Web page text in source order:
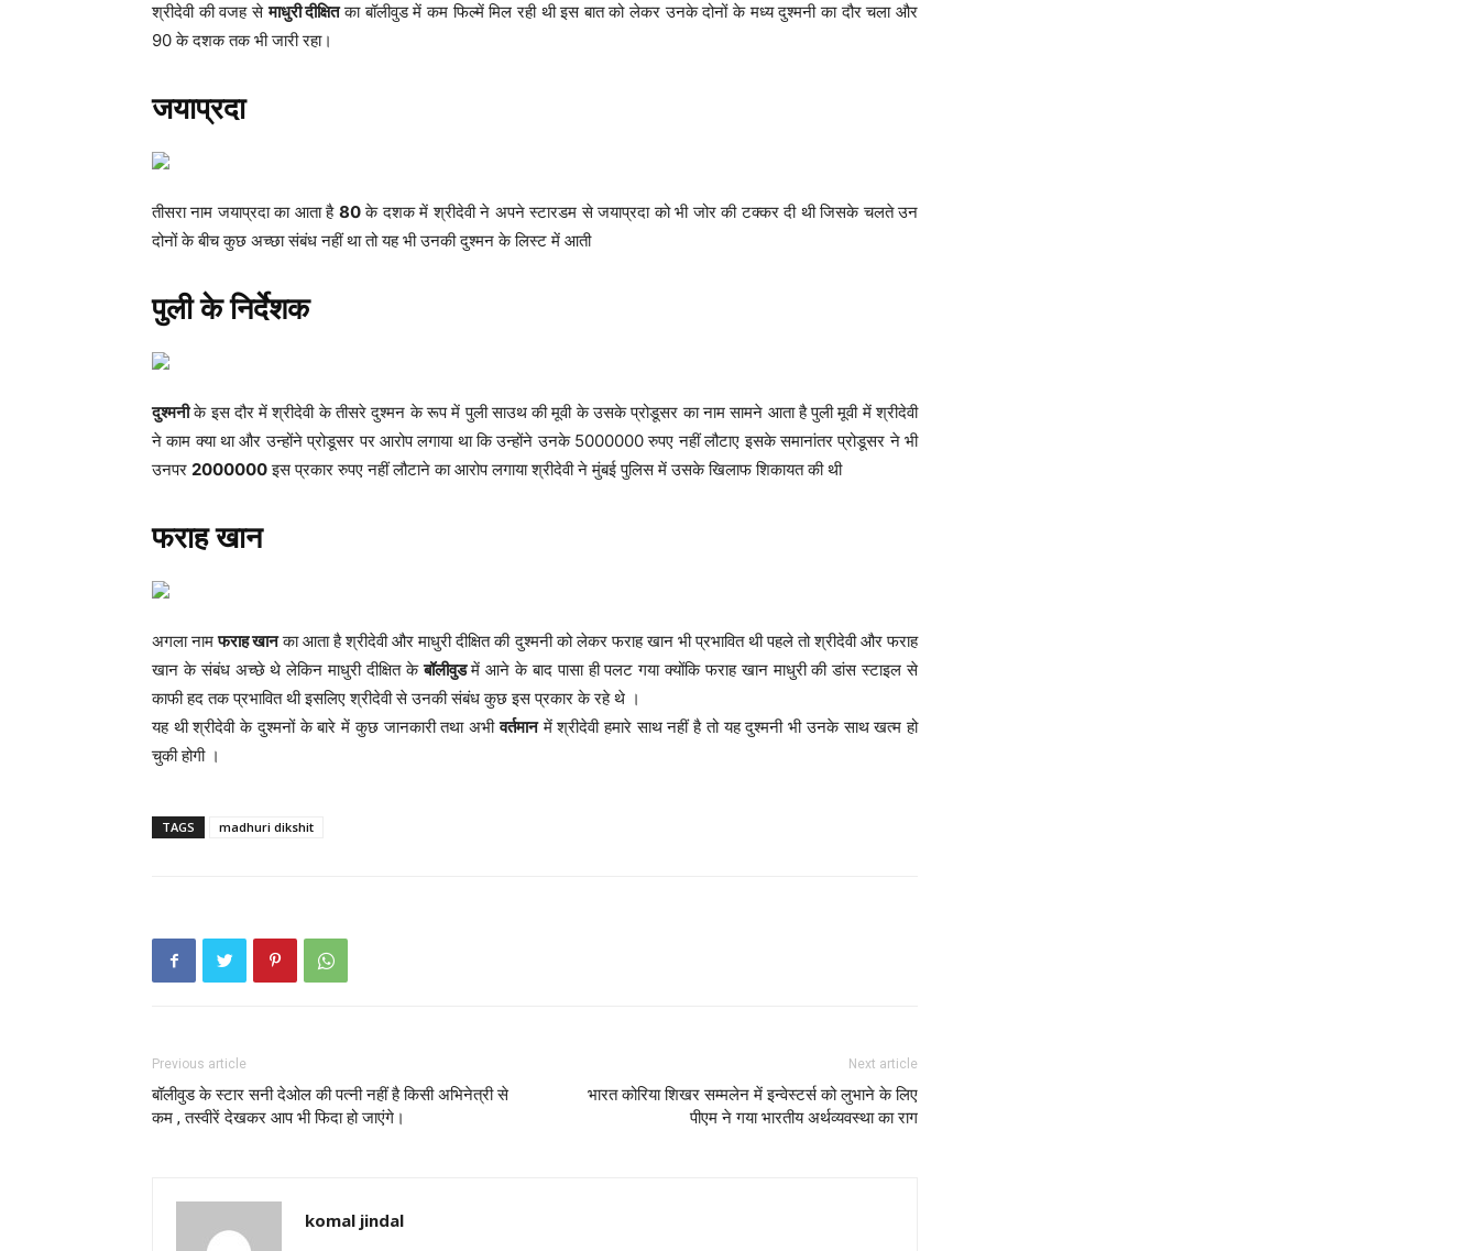
श्रीदेवी की वजह सेमाधुरी दीक्षितका बॉलीवुड में कम फिल्में मिल रही थी इस बात को लेकर उनके दोनों के मध्य दुश्मनी का दौर चला और
90 के दशक तक भी जारी रहा।
जयाप्रदा
तीसरा नाम जयाप्रदा का आता है 80के दशक में श्रीदेवी ने अपने स्टारडम से जयाप्रदा को भी जोर की टक्कर दी थी जिसके चलते उन
दोनों के बीच कुछ अच्छा संबंध नहीं था तो यह भी उनकी दुश्मन के लिस्ट में आती
पुली के निर्देशक
दुश्मनीके इस दौर में श्रीदेवी के तीसरे दुश्मन के रूप में पुली साउथ की मूवी के उसके प्रोडूसर का नाम सामने आता है पुली मूवी में श्रीदेवी
ने काम क्या था और उन्होंने प्रोडूसर पर आरोप लगाया था कि उन्होंने उनके 5000000 रुपए नहीं लौटाए इसके समानांतर प्रोडूसर ने भी
उनपर 2000000इस प्रकार रुपए नहीं लौटाने का आरोप लगाया श्रीदेवी ने मुंबई पुलिस में उसके खिलाफ शिकायत की थी
फराह खान
अगला नामफराह खानका आता है श्रीदेवी और माधुरी दीक्षित की दुश्मनी को लेकर फराह खान भी प्रभावित थी पहले तो श्रीदेवी और फराह
खान के संबंध अच्छे थे लेकिन माधुरी दीक्षित केबॉलीवुडमें आने के बाद पासा ही पलट गया क्योंकि फराह खान माधुरी की डांस स्टाइल से
काफी हद तक प्रभावित थी इसलिए श्रीदेवी से उनकी संबंध कुछ इस प्रकार के रहे थे ।
यह थी श्रीदेवी के दुश्मनों के बारे में कुछ जानकारी तथा अभीवर्तमानमें श्रीदेवी हमारे साथ नहीं है तो यह दुश्मनी भी उनके साथ खत्म हो
चुकी होगी ।
TAGS madhuri dikshit
Previous article
बॉलीवुड के स्टार सनी देओल की पत्नी नहीं है किसी अभिनेत्री से
कम , तस्वीरें देखकर आप भी फिदा हो जाएंगे।
Next article
भारत कोरिया शिखर सम्मलेन में इन्वेस्टर्स को लुभाने के लिए
पीएम ने गया भारतीय अर्थव्यवस्था का राग
komal jindal